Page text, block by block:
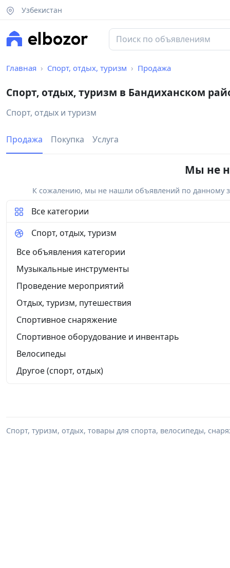
Узбекистан
Главная Спорт, отдых, туризм Продажа
Спорт, отдых, туризм в Бандиханском
Спорт, отдых и туризм
Продажа Покупка Услуга
Мы не
К сожалению, мы не нашли объявлений по данному
Все категории
Спорт, отдых, туризм
Все объявления категории
Музыкальные инструменты
Проведение мероприятий
Отдых, туризм, путешествия
Спортивное снаряжение
Спортивное оборудование и инвентарь
Велосипеды
Другое (спорт, отдых)
Спорт, туризм, отдых, товары для спорта, велосипеды,